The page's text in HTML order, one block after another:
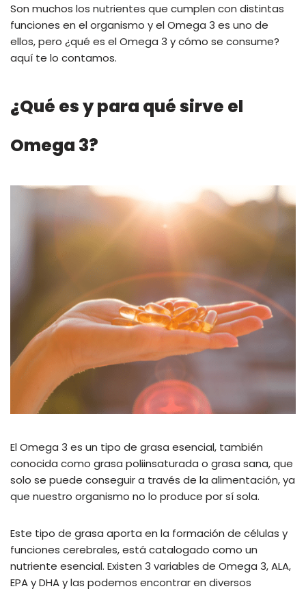
Son muchos los nutrientes que cumplen con distintas
funciones en el organismo y el Omega 3 es uno de
ellos, pero ¿qué es el Omega 3 y cómo se consume?
aquí te lo contamos.
¿Qué es y para qué sirve el
Omega 3?
El Omega 3 es un tipo de grasa esencial, también
conocida como grasa poliinsaturada o grasa sana, que
solo se puede conseguir a través de la alimentación, ya
que nuestro organismo no lo produce por sí sola.
Este tipo de grasa aporta en la formación de células y
funciones cerebrales, está catalogado como un
nutriente esencial. Existen 3 variables de Omega 3, ALA,
EPA y DHA y las podemos encontrar en diversos